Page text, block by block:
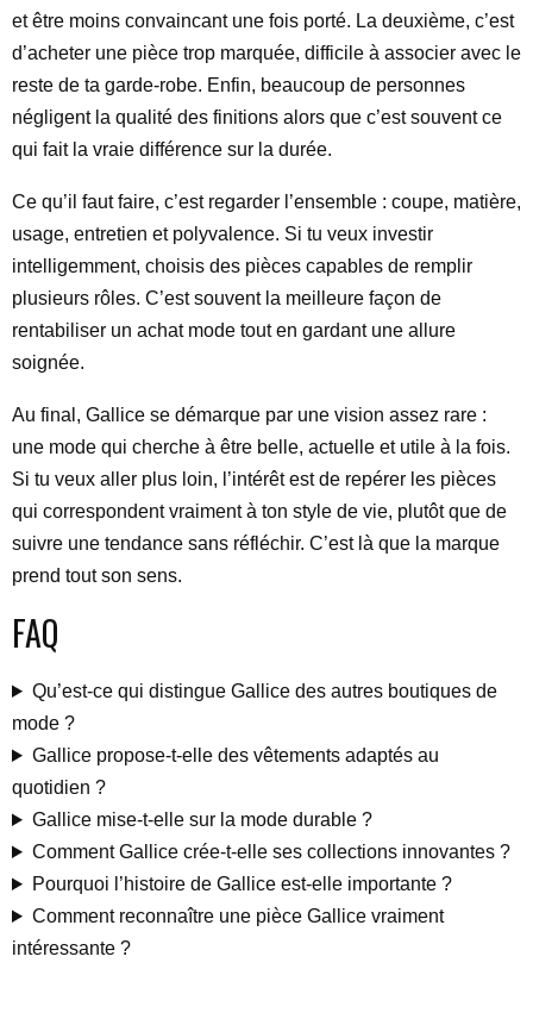
et être moins convaincant une fois porté. La deuxième, c’est
d’acheter une pièce trop marquée, difficile à associer avec le
reste de ta garde-robe. Enfin, beaucoup de personnes
négligent la qualité des finitions alors que c’est souvent ce
qui fait la vraie différence sur la durée.
Ce qu’il faut faire, c’est regarder l’ensemble : coupe, matière,
usage, entretien et polyvalence. Si tu veux investir
intelligemment, choisis des pièces capables de remplir
plusieurs rôles. C’est souvent la meilleure façon de
rentabiliser un achat mode tout en gardant une allure
soignée.
Au final, Gallice se démarque par une vision assez rare :
une mode qui cherche à être belle, actuelle et utile à la fois.
Si tu veux aller plus loin, l’intérêt est de repérer les pièces
qui correspondent vraiment à ton style de vie, plutôt que de
suivre une tendance sans réfléchir. C’est là que la marque
prend tout son sens.
FAQ
Qu’est-ce qui distingue Gallice des autres boutiques de
mode ?
Gallice propose-t-elle des vêtements adaptés au
quotidien ?
Gallice mise-t-elle sur la mode durable ?
Comment Gallice crée-t-elle ses collections innovantes ?
Pourquoi l’histoire de Gallice est-elle importante ?
Comment reconnaître une pièce Gallice vraiment
intéressante ?